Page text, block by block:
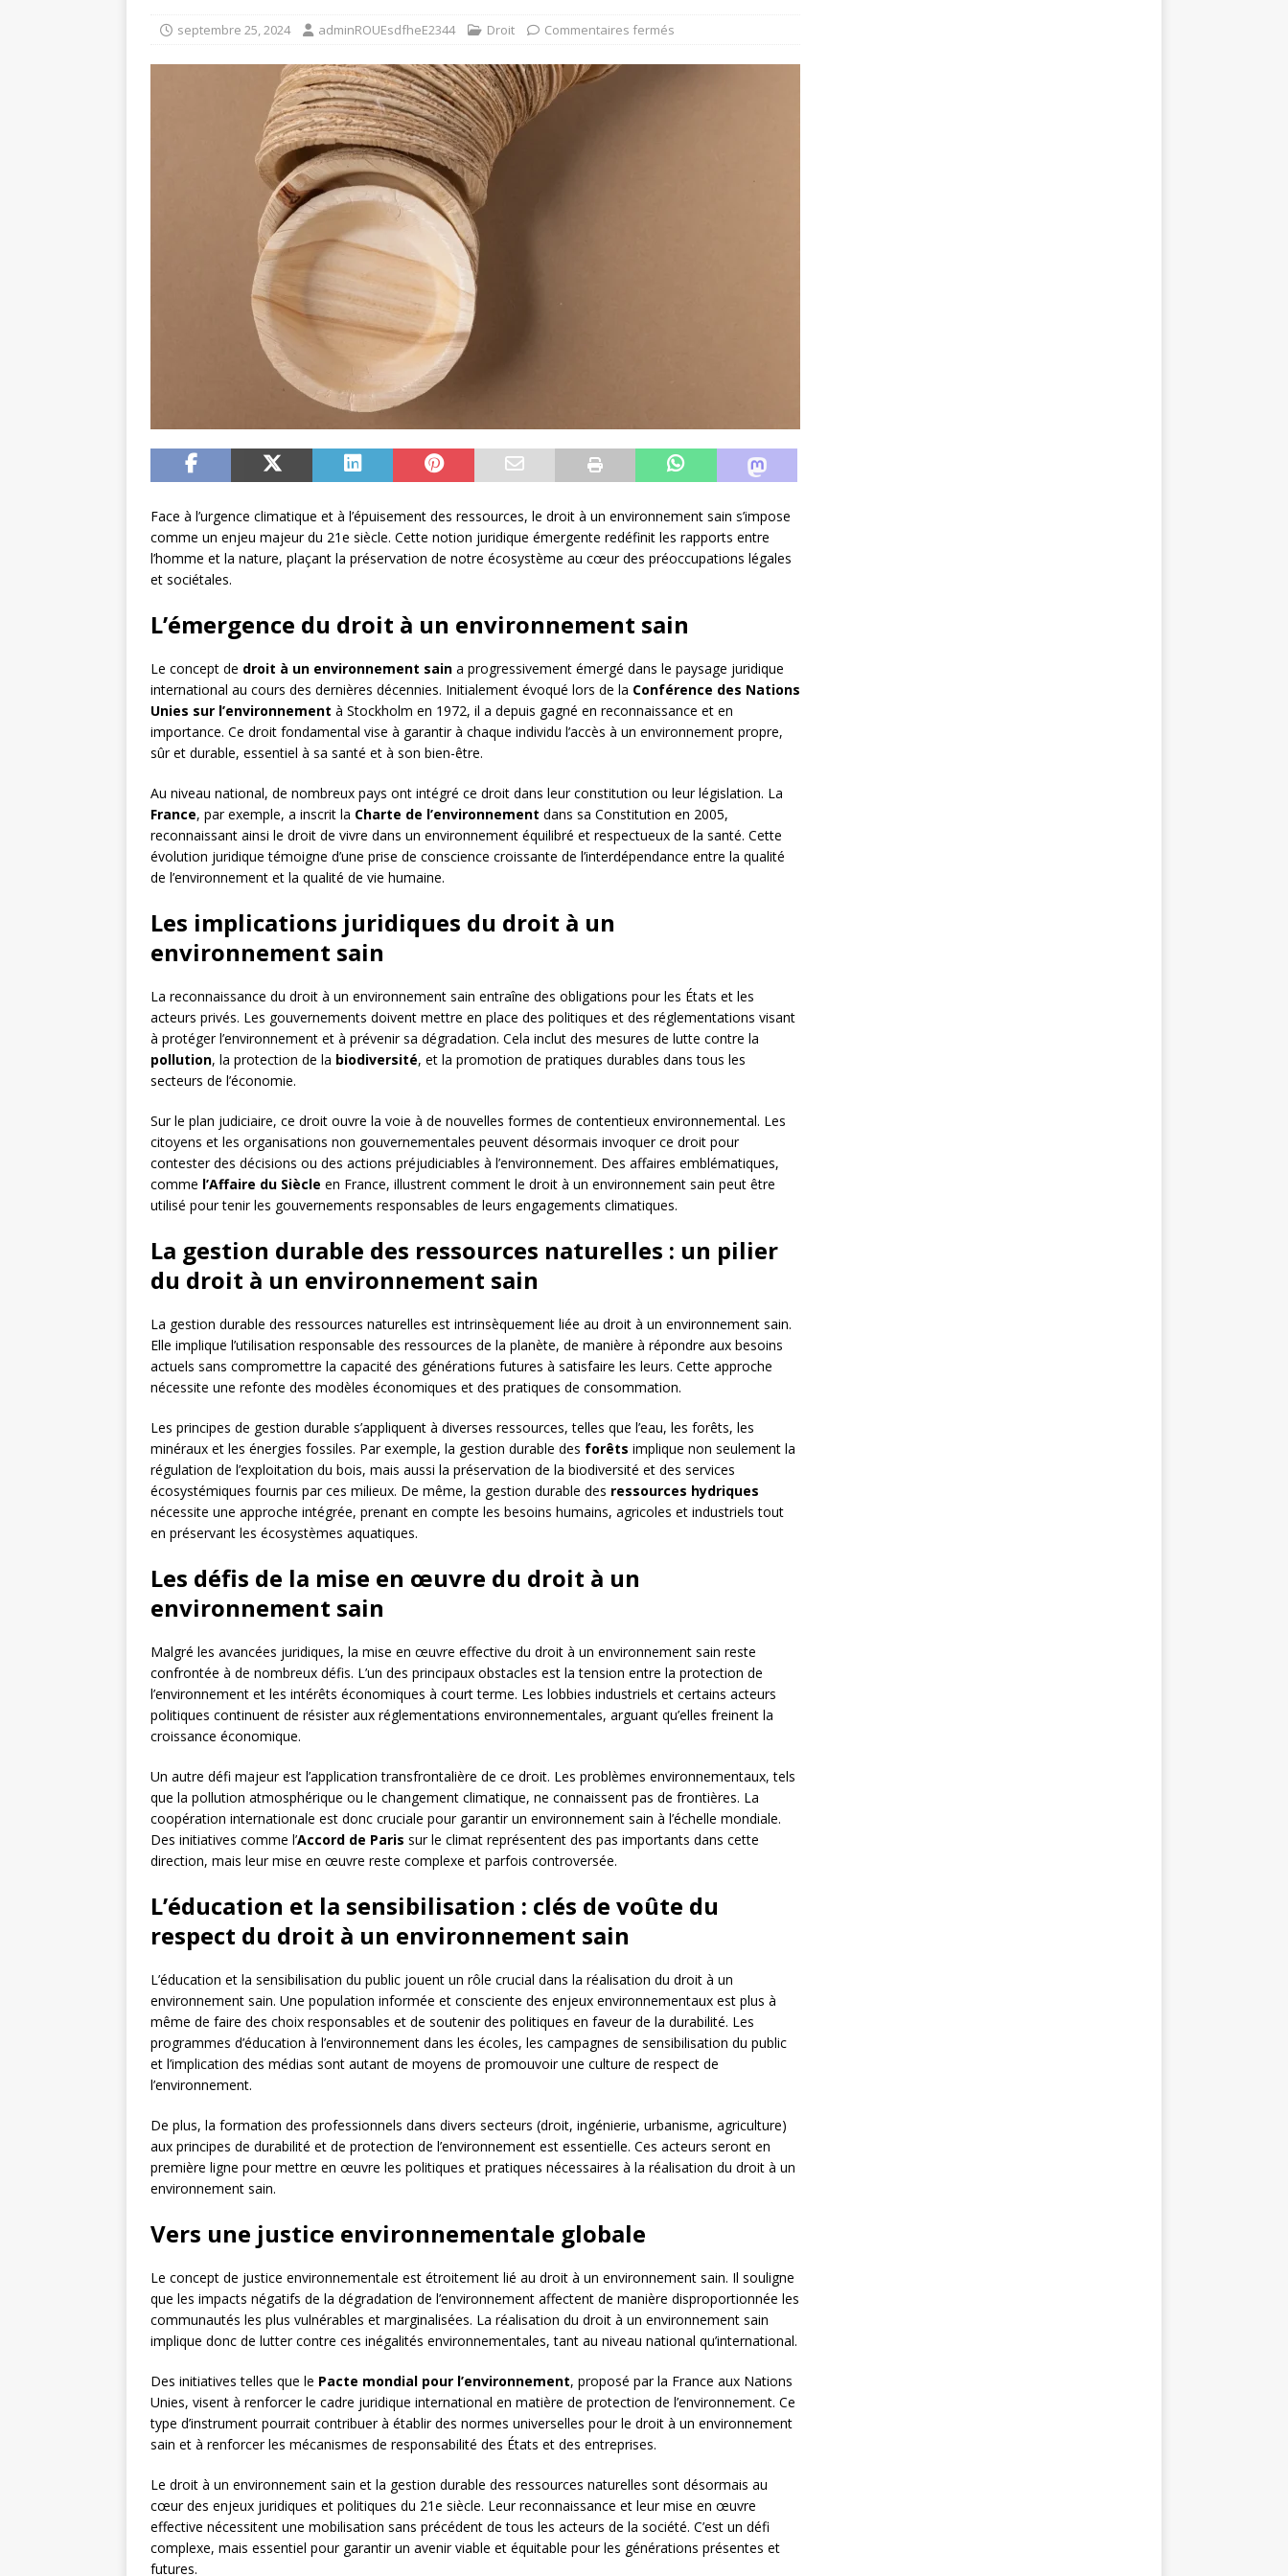
ENTREPRISE
septembre 25, 2024 adminROUEsdfheE2344 Droit Commentaires fermés
Face à l’urgence climatique et à l’épuisement des ressources, le droit à un environnement sain s’impose
comme un enjeu majeur du 21e siècle. Cette notion juridique émergente redéfinit les rapports entre
l’homme et la nature, plaçant la préservation de notre écosystème au cœur des préoccupations légales
et sociétales.
L’émergence du droit à un environnement sain
Le concept de droit à un environnement sain a progressivement émergé dans le paysage juridique
international au cours des dernières décennies. Initialement évoqué lors de la Conférence des Nations
Unies sur l’environnement à Stockholm en 1972, il a depuis gagné en reconnaissance et en
importance. Ce droit fondamental vise à garantir à chaque individu l’accès à un environnement propre,
sûr et durable, essentiel à sa santé et à son bien-être.
Au niveau national, de nombreux pays ont intégré ce droit dans leur constitution ou leur législation. La
France, par exemple, a inscrit la Charte de l’environnement dans sa Constitution en 2005,
reconnaissant ainsi le droit de vivre dans un environnement équilibré et respectueux de la santé. Cette
évolution juridique témoigne d’une prise de conscience croissante de l’interdépendance entre la qualité
de l’environnement et la qualité de vie humaine.
Les implications juridiques du droit à un
environnement sain
La reconnaissance du droit à un environnement sain entraîne des obligations pour les États et les
acteurs privés. Les gouvernements doivent mettre en place des politiques et des réglementations visant
à protéger l’environnement et à prévenir sa dégradation. Cela inclut des mesures de lutte contre la
pollution, la protection de la biodiversité, et la promotion de pratiques durables dans tous les
secteurs de l’économie.
Sur le plan judiciaire, ce droit ouvre la voie à de nouvelles formes de contentieux environnemental. Les
citoyens et les organisations non gouvernementales peuvent désormais invoquer ce droit pour
contester des décisions ou des actions préjudiciables à l’environnement. Des affaires emblématiques,
comme l’Affaire du Siècle en France, illustrent comment le droit à un environnement sain peut être
utilisé pour tenir les gouvernements responsables de leurs engagements climatiques.
La gestion durable des ressources naturelles : un pilier
du droit à un environnement sain
La gestion durable des ressources naturelles est intrinsèquement liée au droit à un environnement sain.
Elle implique l’utilisation responsable des ressources de la planète, de manière à répondre aux besoins
actuels sans compromettre la capacité des générations futures à satisfaire les leurs. Cette approche
nécessite une refonte des modèles économiques et des pratiques de consommation.
Les principes de gestion durable s’appliquent à diverses ressources, telles que l’eau, les forêts, les
minéraux et les énergies fossiles. Par exemple, la gestion durable des forêts implique non seulement la
régulation de l’exploitation du bois, mais aussi la préservation de la biodiversité et des services
écosystémiques fournis par ces milieux. De même, la gestion durable des ressources hydriques
nécessite une approche intégrée, prenant en compte les besoins humains, agricoles et industriels tout
en préservant les écosystèmes aquatiques.
Les défis de la mise en œuvre du droit à un
environnement sain
Malgré les avancées juridiques, la mise en œuvre effective du droit à un environnement sain reste
confrontée à de nombreux défis. L’un des principaux obstacles est la tension entre la protection de
l’environnement et les intérêts économiques à court terme. Les lobbies industriels et certains acteurs
politiques continuent de résister aux réglementations environnementales, arguant qu’elles freinent la
croissance économique.
Un autre défi majeur est l’application transfrontalière de ce droit. Les problèmes environnementaux, tels
que la pollution atmosphérique ou le changement climatique, ne connaissent pas de frontières. La
coopération internationale est donc cruciale pour garantir un environnement sain à l’échelle mondiale.
Des initiatives comme l’Accord de Paris sur le climat représentent des pas importants dans cette
direction, mais leur mise en œuvre reste complexe et parfois controversée.
L’éducation et la sensibilisation : clés de voûte du
respect du droit à un environnement sain
L’éducation et la sensibilisation du public jouent un rôle crucial dans la réalisation du droit à un
environnement sain. Une population informée et consciente des enjeux environnementaux est plus à
même de faire des choix responsables et de soutenir des politiques en faveur de la durabilité. Les
programmes d’éducation à l’environnement dans les écoles, les campagnes de sensibilisation du public
et l’implication des médias sont autant de moyens de promouvoir une culture de respect de
l’environnement.
De plus, la formation des professionnels dans divers secteurs (droit, ingénierie, urbanisme, agriculture)
aux principes de durabilité et de protection de l’environnement est essentielle. Ces acteurs seront en
première ligne pour mettre en œuvre les politiques et pratiques nécessaires à la réalisation du droit à un
environnement sain.
Vers une justice environnementale globale
Le concept de justice environnementale est étroitement lié au droit à un environnement sain. Il souligne
que les impacts négatifs de la dégradation de l’environnement affectent de manière disproportionnée les
communautés les plus vulnérables et marginalisées. La réalisation du droit à un environnement sain
implique donc de lutter contre ces inégalités environnementales, tant au niveau national qu’international.
Des initiatives telles que le Pacte mondial pour l’environnement, proposé par la France aux Nations
Unies, visent à renforcer le cadre juridique international en matière de protection de l’environnement. Ce
type d’instrument pourrait contribuer à établir des normes universelles pour le droit à un environnement
sain et à renforcer les mécanismes de responsabilité des États et des entreprises.
Le droit à un environnement sain et la gestion durable des ressources naturelles sont désormais au
cœur des enjeux juridiques et politiques du 21e siècle. Leur reconnaissance et leur mise en œuvre
effective nécessitent une mobilisation sans précédent de tous les acteurs de la société. C’est un défi
complexe, mais essentiel pour garantir un avenir viable et équitable pour les générations présentes et
futures.